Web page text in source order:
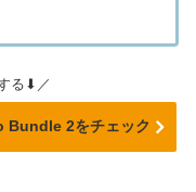
る⬇／
2をチェック